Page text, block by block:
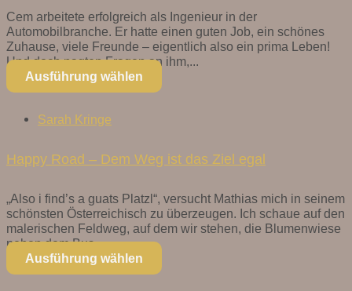
Cem arbeitete erfolgreich als Ingenieur in der
Automobilbranche. Er hatte einen guten Job, ein schönes
Zuhause, viele Freunde – eigentlich also ein prima Leben!
Und doch nagten Fragen an ihm,...
Ausführung wählen
Sarah Kringe
Happy Road – Dem Weg ist das Ziel egal
„Also i find’s a guats Platzl“, versucht Mathias mich in seinem
schönsten Österreichisch zu überzeugen. Ich schaue auf den
malerischen Feldweg, auf dem wir stehen, die Blumenwiese
neben dem Bus,...
Ausführung wählen